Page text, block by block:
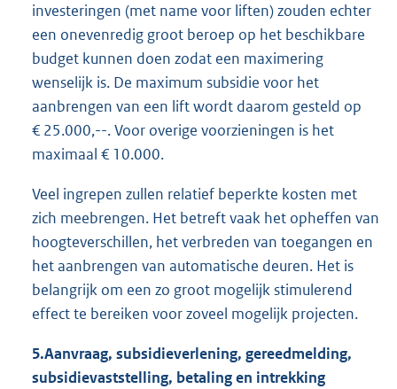
investeringen (met name voor liften) zouden echter
een onevenredig groot beroep op het beschikbare
budget kunnen doen zodat een maximering
wenselijk is. De maximum subsidie voor het
aanbrengen van een lift wordt daarom gesteld op
€ 25.000,--. Voor overige voorzieningen is het
maximaal € 10.000.
Veel ingrepen zullen relatief beperkte kosten met
zich meebrengen. Het betreft vaak het opheffen van
hoogteverschillen, het verbreden van toegangen en
het aanbrengen van automatische deuren. Het is
belangrijk om een zo groot mogelijk stimulerend
effect te bereiken voor zoveel mogelijk projecten.
5.Aanvraag, subsidieverlening, gereedmelding,
subsidievaststelling, betaling en intrekking